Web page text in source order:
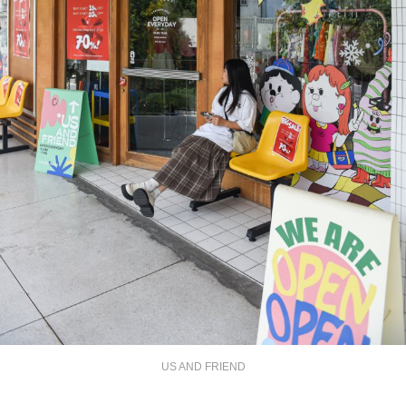
US AND FRIEND